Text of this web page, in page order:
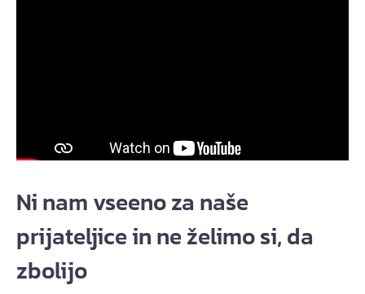
Ni nam vseeno za naše
prijateljice in ne želimo si, da
zbolijo